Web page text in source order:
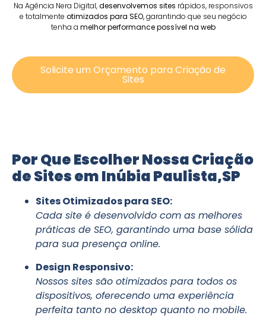
Na Agência Nera Digital,desenvolvemos sites rápidos, responsivos
e totalmente otimizados para SEO,garantindo que seu negócio
tenha a melhor performance possível na web
Solicite um Orçamento para Criação de
Sites
Por Que Escolher Nossa Criação
de Sites em Inúbia Paulista,SP
Sites Otimizados para SEO:
Cada site é desenvolvido com as melhores
práticas de SEO, garantindo uma base sólida
para sua presença online.
Design Responsivo:
Nossos sites são otimizados para todos os
dispositivos, oferecendo uma experiência
perfeita tanto no desktop quanto no mobile.